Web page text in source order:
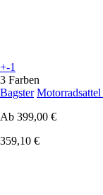
+-1
3 Farben
Bagster
Ab 399,00 €
359,10 €